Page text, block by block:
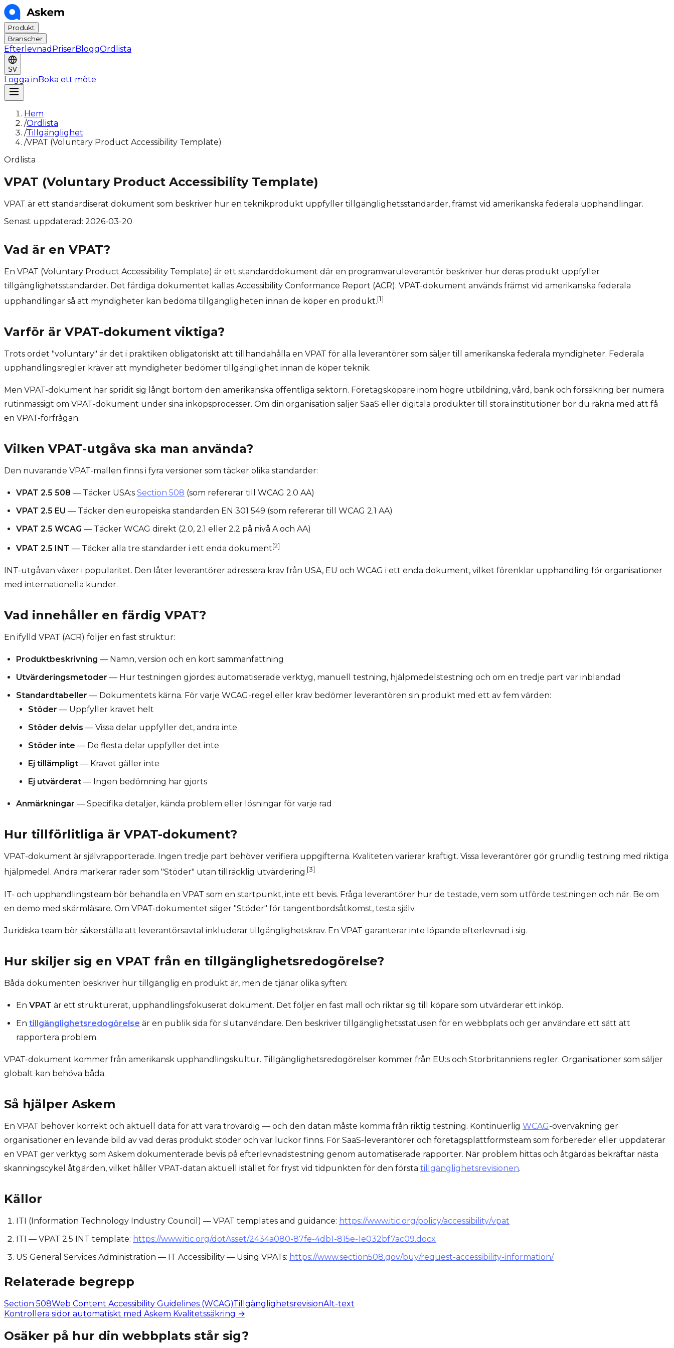
Produkt
Branscher
Efterlevnad PriserBloggOrdlista
SV
Logga inBoka ett möte
Hem
/Ordlista
/Tillgänglighet
/VPAT (Voluntary Product Accessibility Template)
Ordlista
VPAT (Voluntary Product Accessibility Template)
VPAT är ett standardiserat dokument som beskriver hur en teknikprodukt uppfyller tillgänglighetsstandarder, främst vid amerikanska federala upphandlingar.
Senast uppdaterad: 2026-03-20
Vad är en VPAT?
En VPAT (Voluntary Product Accessibility Template) är ett standarddokument där en programvaruleverantör beskriver hur deras produkt uppfyller
tillgänglighetsstandarder. Det färdiga dokumentet kallas Accessibility Conformance Report (ACR). VPAT-dokument används främst vid amerikanska federala
upphandlingar så att myndigheter kan bedöma tillgängligheten innan de köper en produkt.[1]
Varför är VPAT-dokument viktiga?
Trots ordet "voluntary" är det i praktiken obligatoriskt att tillhandahålla en VPAT för alla leverantörer som säljer till amerikanska federala myndigheter. Federala
upphandlingsregler kräver att myndigheter bedömer tillgänglighet innan de köper teknik.
Men VPAT-dokument har spridit sig långt bortom den amerikanska offentliga sektorn. Företagsköpare inom högre utbildning, vård, bank och försäkring ber numera
rutinmässigt om VPAT-dokument under sina inköpsprocesser. Om din organisation säljer SaaS eller digitala produkter till stora institutioner bör du räkna med att få
en VPAT-förfrågan.
Vilken VPAT-utgåva ska man använda?
Den nuvarande VPAT-mallen finns i fyra versioner som täcker olika standarder:
VPAT 2.5 508 — Täcker USA:s Section 508 (som refererar till WCAG 2.0 AA)
VPAT 2.5 EU — Täcker den europeiska standarden EN 301 549 (som refererar till WCAG 2.1 AA)
VPAT 2.5 WCAG — Täcker WCAG direkt (2.0, 2.1 eller 2.2 på nivå A och AA)
VPAT 2.5 INT — Täcker alla tre standarder i ett enda dokument[2]
INT-utgåvan växer i popularitet. Den låter leverantörer adressera krav från USA, EU och WCAG i ett enda dokument, vilket förenklar upphandling för organisationer
med internationella kunder.
Vad innehåller en färdig VPAT?
En ifylld VPAT (ACR) följer en fast struktur:
Produktbeskrivning — Namn, version och en kort sammanfattning
Utvärderingsmetoder — Hur testningen gjordes: automatiserade verktyg, manuell testning, hjälpmedelstestning och om en tredje part var inblandad
Standardtabeller — Dokumentets kärna. För varje WCAG-regel eller krav bedömer leverantören sin produkt med ett av fem värden:
Stöder — Uppfyller kravet helt
Stöder delvis — Vissa delar uppfyller det, andra inte
Stöder inte — De flesta delar uppfyller det inte
Ej tillämpligt — Kravet gäller inte
Ej utvärderat — Ingen bedömning har gjorts
Anmärkningar — Specifika detaljer, kända problem eller lösningar för varje rad
Hur tillförlitliga är VPAT-dokument?
VPAT-dokument är självrapporterade. Ingen tredje part behöver verifiera uppgifterna. Kvaliteten varierar kraftigt. Vissa leverantörer gör grundlig testning med riktiga
hjälpmedel. Andra markerar rader som "Stöder" utan tillräcklig utvärdering.[3]
IT- och upphandlingsteam bör behandla en VPAT som en startpunkt, inte ett bevis. Fråga leverantörer hur de testade, vem som utförde testningen och när. Be om
en demo med skärmläsare. Om VPAT-dokumentet säger "Stöder" för tangentbordsåtkomst, testa själv.
Juridiska team bör säkerställa att leverantörsavtal inkluderar tillgänglighetskrav. En VPAT garanterar inte löpande efterlevnad i sig.
Hur skiljer sig en VPAT från en tillgänglighetsredogörelse?
Båda dokumenten beskriver hur tillgänglig en produkt är, men de tjänar olika syften:
En VPAT är ett strukturerat, upphandlingsfokuserat dokument. Det följer en fast mall och riktar sig till köpare som utvärderar ett inköp.
En tillgänglighetsredogörelse är en publik sida för slutanvändare. Den beskriver tillgänglighetsstatusen för en webbplats och ger användare ett sätt att
rapportera problem.
VPAT-dokument kommer från amerikansk upphandlingskultur. Tillgänglighetsredogörelser kommer från EU:s och Storbritanniens regler. Organisationer som säljer
globalt kan behöva båda.
Så hjälper Askem
En VPAT behöver korrekt och aktuell data för att vara trovärdig — och den datan måste komma från riktig testning. Kontinuerlig WCAG-övervakning ger
organisationer en levande bild av vad deras produkt stöder och var luckor finns. För SaaS-leverantörer och företagsplattformsteam som förbereder eller uppdaterar
en VPAT ger verktyg som Askem dokumenterade bevis på efterlevnadstestning genom automatiserade rapporter. När problem hittas och åtgärdas bekräftar nästa
skanningscykel åtgärden, vilket håller VPAT-datan aktuell istället för fryst vid tidpunkten för den första tillgänglighetsrevisionen.
Källor
ITI (Information Technology Industry Council) — VPAT templates and guidance: https://www.itic.org/policy/accessibility/vpat
ITI — VPAT 2.5 INT template: https://www.itic.org/dotAsset/2434a080-87fe-4db1-815e-1e032bf7ac09.docx
US General Services Administration — IT Accessibility — Using VPATs: https://www.section508.gov/buy/request-accessibility-information/
Relaterade begrepp
Section 508Web Content Accessibility Guidelines (WCAG)TillgänglighetsrevisionAlt-text
Kontrollera sidor automatiskt med Askem Kvalitetssäkring →
Osäker på hur din webbplats står sig?